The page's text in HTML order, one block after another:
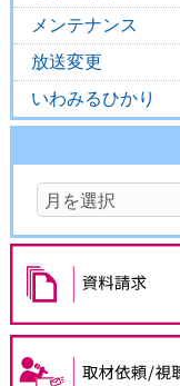
メンテナンス
放送変更
いわみるひかり